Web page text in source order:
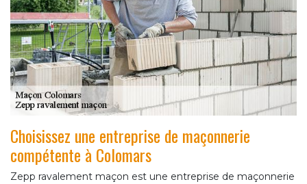
Choisissez une entreprise de maçonnerie
compétente à Colomars
Zepp ravalement maçon est une entreprise de maçonnerie